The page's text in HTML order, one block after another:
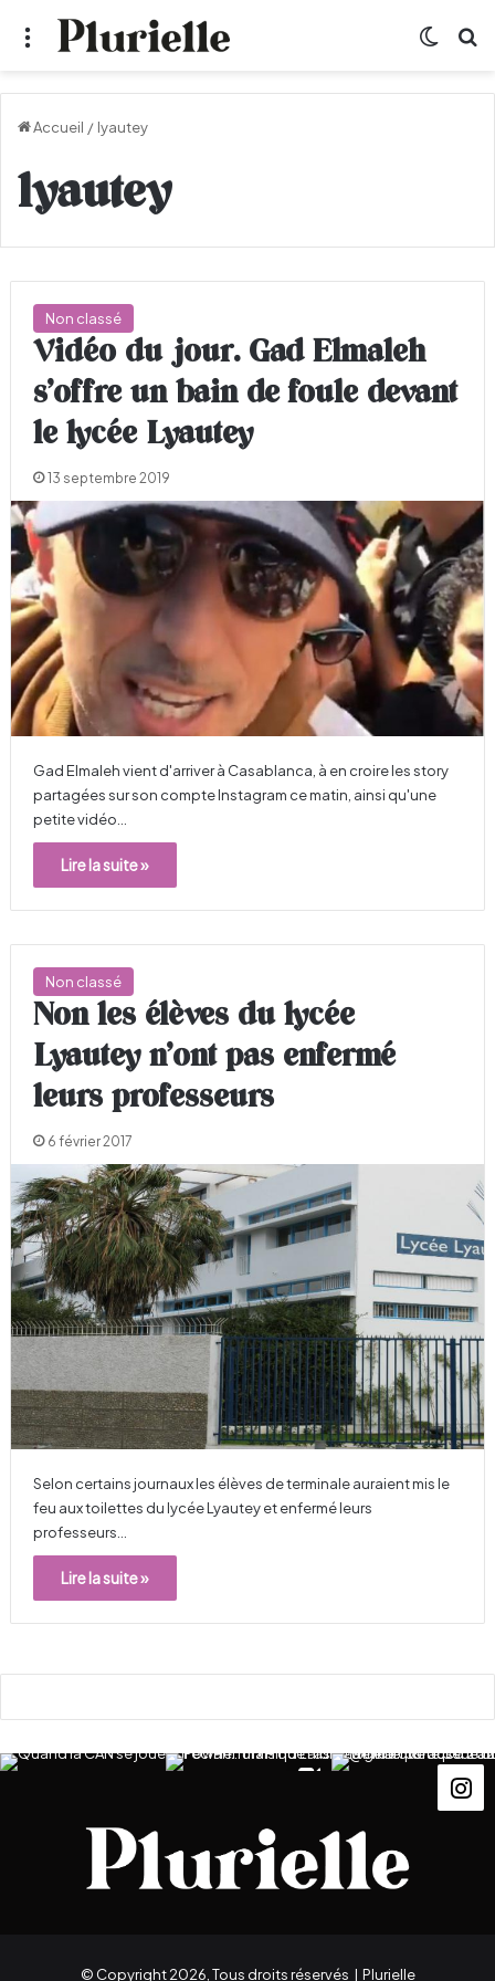
Menu
Accueil / lyautey
lyautey
Non classé
Vidéo du jour. Gad Elmaleh
s’offre un bain de foule devant
le lycée Lyautey
13 septembre 2019
Gad Elmaleh vient d'arriver à Casablanca, à en croire les story
partagées sur son compte Instagram ce matin, ainsi qu'une
petite vidéo…
Lire la suite »
Non classé
Non les élèves du lycée
Lyautey n’ont pas enfermé
leurs professeurs
6 février 2017
Selon certains journaux les élèves de terminale auraient mis le
feu aux toilettes du lycée Lyautey et enfermé leurs
professeurs…
Lire la suite »
© Copyright 2026, Tous droits réservés | Plurielle